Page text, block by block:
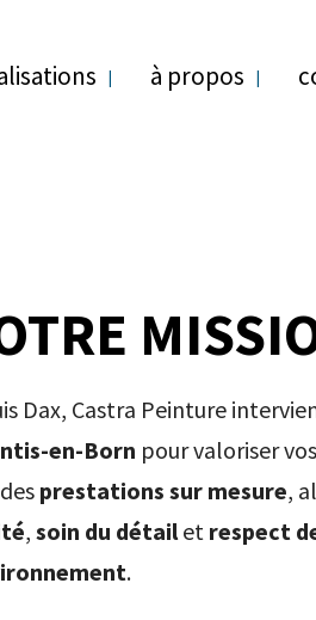
à propos
Dax, Castra Peinture
en-Born pour valoriser
prestations sur mesure,
, soin du détailet respect
.